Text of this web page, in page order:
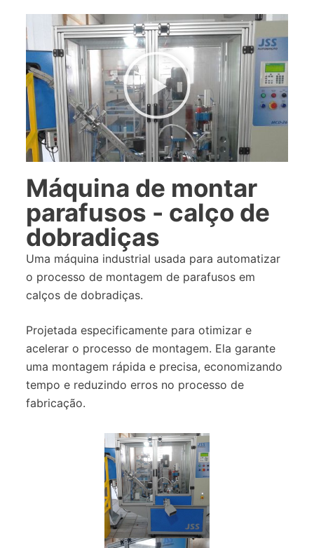
Máquina de montar
parafusos - calço de
dobradiças
Uma máquina industrial usada para automatizar
o processo de montagem de parafusos em
calços de dobradiças.
Projetada especificamente para otimizar e
acelerar o processo de montagem. Ela garante
uma montagem rápida e precisa, economizando
tempo e reduzindo erros no processo de
fabricação.